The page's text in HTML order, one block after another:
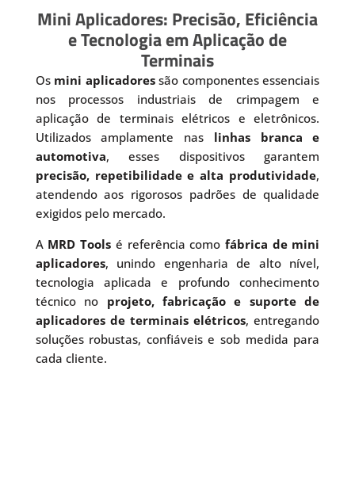
Mini Aplicadores: Precisão, Eficiência
e Tecnologia em Aplicação de
Terminais
Os mini aplicadoressão componentes essenciais
nos processos industriais de crimpagem e
aplicação de terminais elétricos e eletrônicos.
Utilizados amplamente nas linhas branca e
automotiva, esses dispositivos garantem
precisão, repetibilidade e alta produtividade,
atendendo aos rigorosos padrões de qualidade
exigidos pelo mercado.
A MRD Tools é referência como fábrica de mini
aplicadores, unindo engenharia de alto nível,
tecnologia aplicada e profundo conhecimento
técnico no projeto, fabricação e suporte de
aplicadores de terminais elétricos, entregando
soluções robustas, confiáveis e sob medida para
cada cliente.